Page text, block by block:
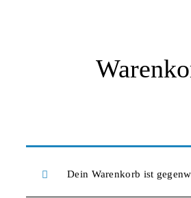
Dein Warenkorb ist